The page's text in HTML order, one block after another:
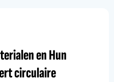
en Hun
circulaire